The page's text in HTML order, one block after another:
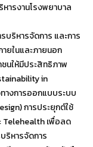
ารงานโรงพยาบาล
ริหารจัดการ และการ
ยในและภายนอก
นให้มีประสิทธิภาพ
in
างการออกแบบระบบ
การประยุกต์ใช้
Telehealth เพื่อลด
ริหารจัดการ